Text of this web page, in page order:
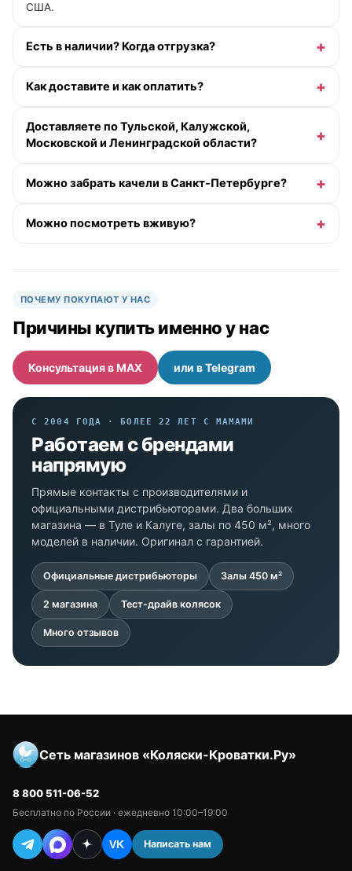
США.
Есть в наличии? Когда отгрузка?
Как доставите и как оплатить?
Доставляете по Тульской, Калужской,
Московской и Ленинградской области?
Можно забрать качели в Санкт-Петербурге?
Можно посмотреть вживую?
ПОЧЕМУ ПОКУПАЮТ У НАС
Причины купить именно у нас
Консультация в MAX или в Telegram
С 2004 ГОДА · БОЛЕЕ 22 ЛЕТ С МАМАМИ
Работаем с брендами
напрямую
Прямые контакты с производителями и
официальными дистрибьюторами. Два больших
магазина — в Туле и Калуге, залы по 450 м², много
моделей в наличии. Оригинал с гарантией.
Официальные дистрибьюторы Залы 450 м²
2 магазина Тест-драйв колясок
Много отзывов
Сеть магазинов «Коляски-Кроватки.Ру»
8 800 511-06-52
Бесплатно по России · ежедневно 10:00–19:00
VK Написать нам